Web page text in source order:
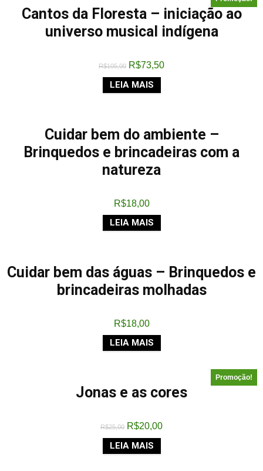
Cantos da Floresta – iniciação ao
universo musical indígena
R$105,00 R$73,50
LEIA MAIS
Cuidar bem do ambiente –
Brinquedos e brincadeiras com a
natureza
R$18,00
LEIA MAIS
Cuidar bem das águas – Brinquedos e
brincadeiras molhadas
R$18,00
LEIA MAIS
Promoção!
Jonas e as cores
R$25,00 R$20,00
LEIA MAIS